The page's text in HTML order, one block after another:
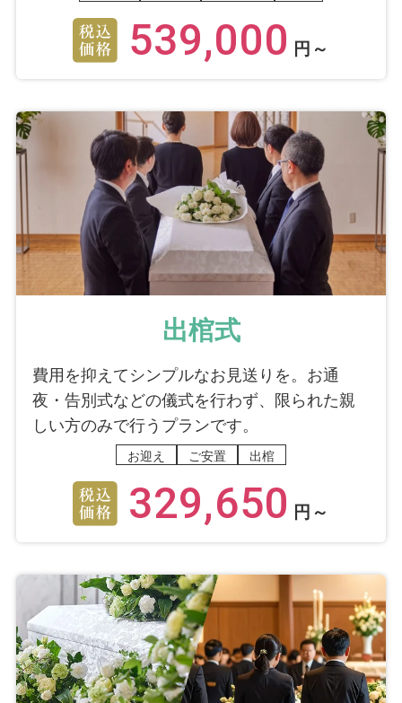
539,000 円～
出棺式
費用を抑えてシンプルなお見送りを。お通
夜・告別式などの儀式を行わず、限られた親
しい方のみで行うプランです。
お迎え ご安置 出棺
329,650 円～